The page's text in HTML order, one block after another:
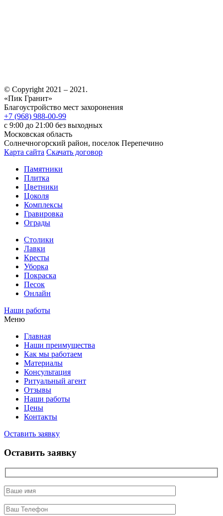
© Copyright 2021 – 2021.
«Пик Гранит»
Благоустройство мест захоронения
+7 (968) 988-00-99
с 9:00 до 21:00 без выходных
Московская область
Солнечногорский район, поселок Перепечино
Карта сайта Скачать договор
Памятники
Плитка
Цветники
Цоколя
Комплексы
Гравировка
Ограды
Столики
Лавки
Кресты
Уборка
Покраска
Песок
Онлайн
Наши работы
Меню
Главная
Наши преимущества
Как мы работаем
Материалы
Консультация
Ритуальный агент
Отзывы
Наши работы
Цены
Контакты
Оставить заявку
Оставить заявку